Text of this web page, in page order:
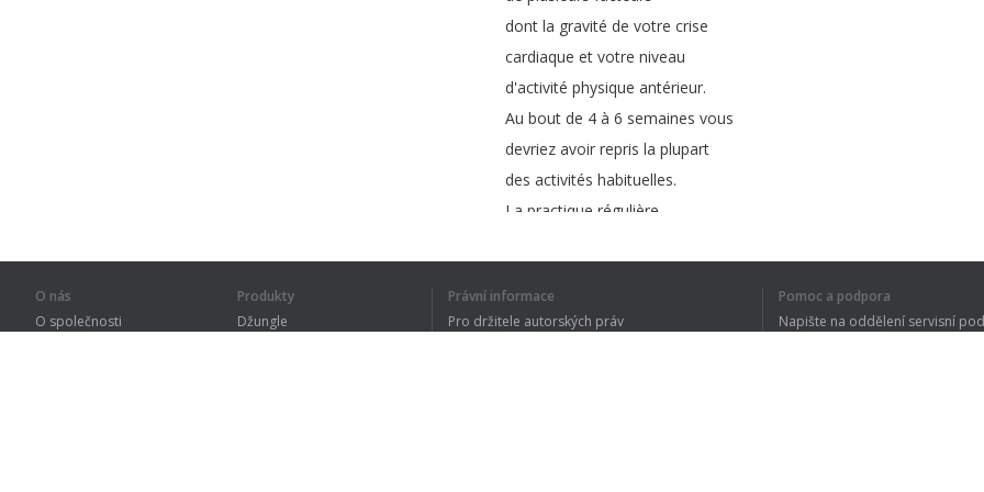
dont la gravité de votre crise
cardiaque et votre niveau
d'activité physique antérieur.
Au bout de 4 à 6 semaines vous
devriez avoir repris la plupart
des activités habituelles.
La practique régulière
car ceci
bienfaits sur la santé.
O nás
O společnosti
Produkty
Džungle
Právní informace
Pro držitele autorských práv
Pomoc a podpora
Napište na oddělení servisní